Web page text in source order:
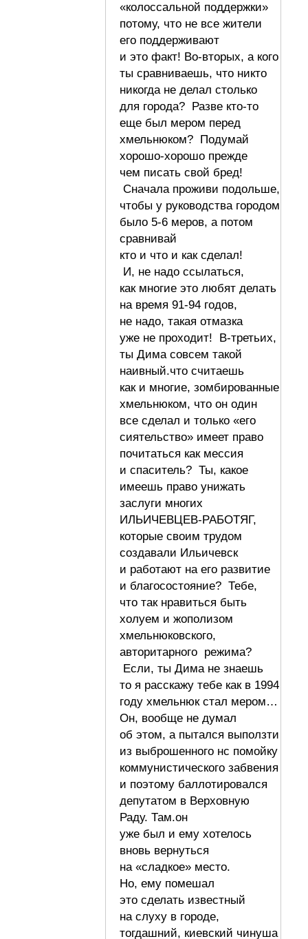
«колоссальной поддержки»
потому, что не все жители
его поддерживают
и это факт! Во-вторых, а кого
ты сравниваешь, что никто
никогда не делал столько
для города? Разве кто-то
еще был мером перед
хмельнюком? Подумай
хорошо-хорошо прежде
чем писать свой бред!
Сначала проживи подольше,
чтобы у руководства городом
было 5-6 меров, а потом
сравнивай
кто и что и как сделал!
И, не надо ссылаться,
как многие это любят делать
на время 91-94 годов,
не надо, такая отмазка
уже не проходит! В-третьих,
ты Дима совсем такой
наивный.что считаешь
как и многие, зомбированные
хмельнюком, что он один
все сделал и только «его
сиятельство» имеет право
почитаться как мессия
и спаситель? Ты, какое
имеешь право унижать
заслуги многих
ИЛЬИЧЕВЦЕВ-РАБОТЯГ,
которые своим трудом
создавали Ильичевск
и работают на его развитие
и благосостояние? Тебе,
что так нравиться быть
холуем и жополизом
хмельнюковского,
авторитарного режима?
Если, ты Дима не знаешь
то я расскажу тебе как в 1994
году хмельнюк стал мером…
Он, вообще не думал
об этом, а пытался выползти
из выброшенного нс помойку
коммунистического забвения
и поэтому баллотировался
депутатом в Верховную
Раду. Там.он
уже был и ему хотелось
вновь вернуться
на «сладкое» место.
Но, ему помешал
это сделать известный
на слуху в городе,
тогдашний, киевский чинуша